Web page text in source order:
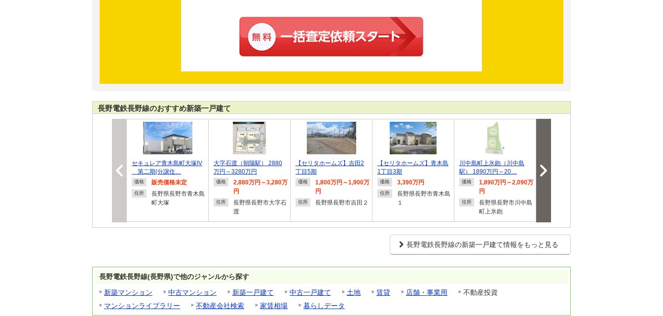
長野電鉄長野線のおすすめ新築一戸建て
セキュレア青木島町大塚IV
第二期(分譲住…
価格 販売価格未定
住所
長野県長野市青木島
町大塚
大字石渡（朝陽駅） 2880
万円～3280万円
価格
2,880万円～3,280万
円
住所
長野県長野市大字石
渡
【セリタホームズ】吉田2
丁目5期
価格
1,800万円～1,900万
円
住所 長野県長野市吉田２
【セリタホームズ】青木島
1丁目3期
価格 3,390万円
住所
長野県長野市青木島
１
川中島町上氷鉋（川中島
駅） 1890万円～20…
価格
1,890万円～2,090万
円
住所
長野県長野市川中島
町上氷鉋
譲住宅)【ダイワ…
長野電鉄長野線の新築一戸建て情報をもっと見る
長野電鉄長野線(長野県)で他のジャンルから探す
新築マンション
中古マンション 新築一戸建て 中古一戸建て 土地 賃貸 店舗・事業用
不動産投資
マンションライブラリー
不動産会社検索 家賃相場 暮らしデータ